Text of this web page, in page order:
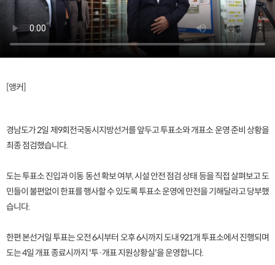
[앵커]
경남도가 2일 제9회전국동시지방선거를 앞두고 투표소와 개표소 운영 준비 상황을
최종 점검했습니다.
도는 투표소 진입과 이동 동선 확보 여부, 시설 안전 점검 상태 등을 직접 살펴보고 도
민들이 불편없이 한표를 행사할 수 있도록 투표소 운영에 만전을 기해달라고 당부했
습니다.
한편 본선거일 투표는 오전 6시부터 오후 6시까지 도내 921개 투표소에서 진행되며
도는 4일 개표 종료시까지 '투·개표 지원상황실'을 운영합니다.